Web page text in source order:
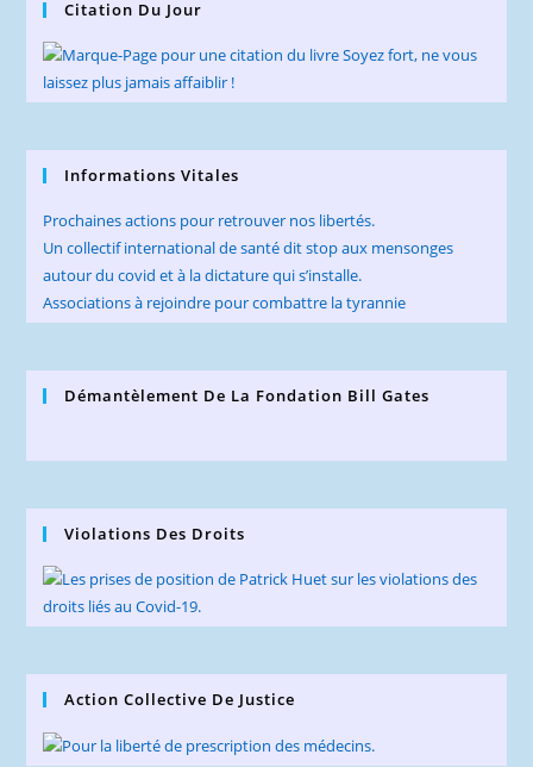
Citation Du Jour
Informations Vitales
Prochaines actions pour retrouver nos libertés.
Un collectif international de santé dit stop aux mensonges
autour du covid et à la dictature qui s’installe.
Associations à rejoindre pour combattre la tyrannie
Démantèlement De La Fondation Bill Gates
Violations Des Droits
Action Collective De Justice